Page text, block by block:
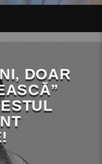
DOAR